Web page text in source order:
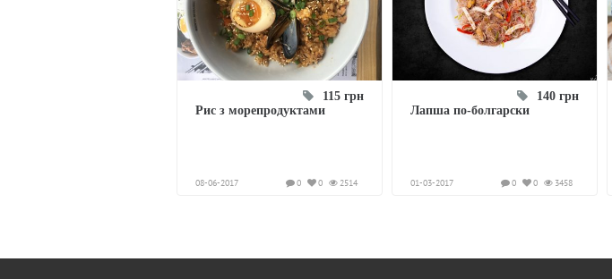
115 грн
Рис з морепродуктами
08-06-2017 2514
0
0
140 грн
Лапша по-болгарски
01-03-2017 3458
0
0